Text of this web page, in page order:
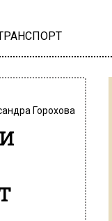
Горохова